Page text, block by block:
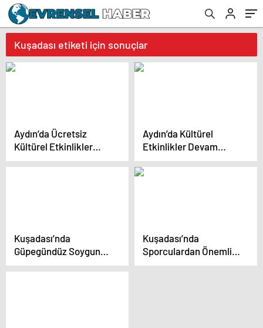
Kuşadası etiketi için sonuçlar
Aydın’da Ücretsiz
Kültürel Etkinlikler
Devam Ediyor
Aydın’da Kültürel
Etkinlikler Devam
Ediyor
Kuşadası’nda
Güpegündüz Soygun
Girişimi
Kuşadası’nda
Sporculardan Önemli
Başarılar